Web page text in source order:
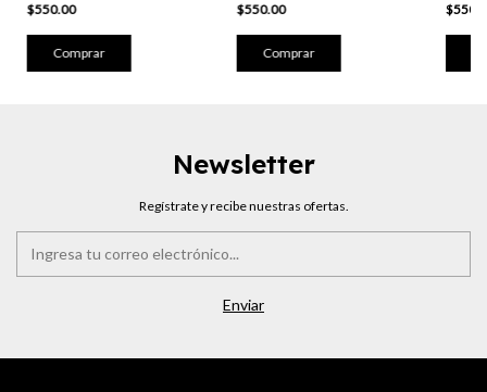
$550.00
Comprar
$550.00
Comprar
Newsletter
Regístrate y recibe nuestras ofertas.